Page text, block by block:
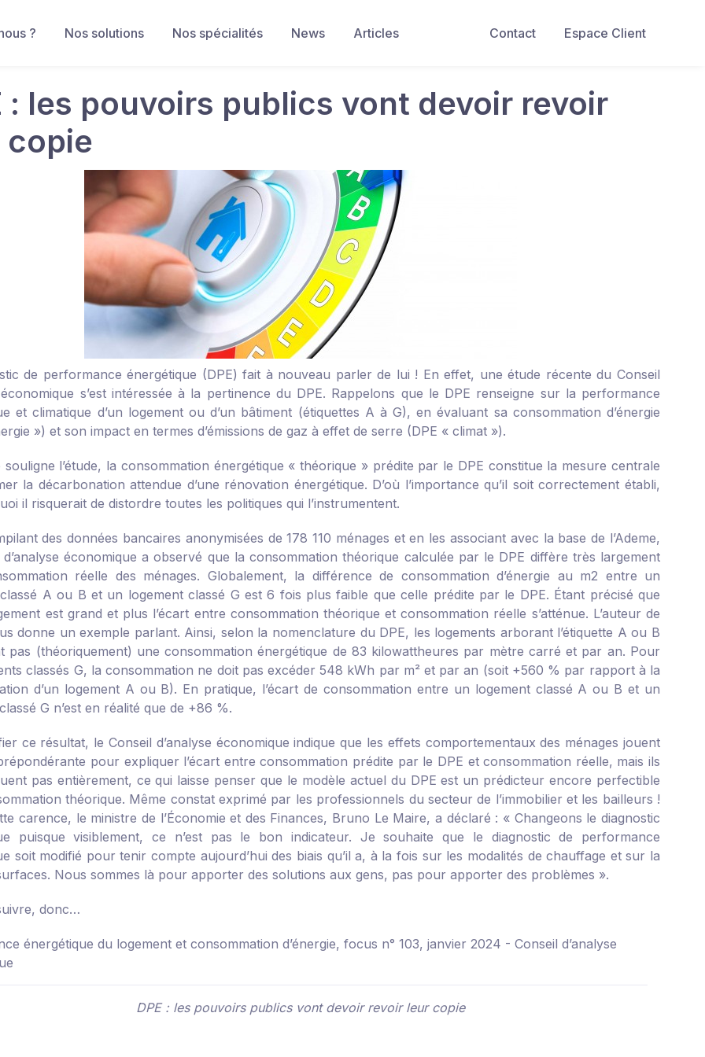
Contact Espace Client
? Nos solutions Nos spécialités News Articles
: les pouvoirs publics vont devoir revoir
de performance énergétique (DPE) fait à nouveau parler de lui ! En effet, une étude récente du Conseil
économique s’est intéressée à la pertinence du DPE. Rappelons que le DPE renseigne sur la performance
et climatique d’un logement ou d’un bâtiment (étiquettes A à G), en évaluant sa consommation d’énergie
») et son impact en termes d’émissions de gaz à effet de serre (DPE « climat »).
souligne l’étude, la consommation énergétique « théorique » prédite par le DPE constitue la mesure centrale
la décarbonation attendue d’une rénovation énergétique. D’où l’importance qu’il soit correctement établi,
il risquerait de distordre toutes les politiques qui l’instrumentent.
des données bancaires anonymisées de 178 110 ménages et en les associant avec la base de l’Ademe,
d’analyse économique a observé que la consommation théorique calculée par le DPE diffère très largement
réelle des ménages. Globalement, la différence de consommation d’énergie au m2 entre un
A ou B et un logement classé G est 6 fois plus faible que celle prédite par le DPE. Étant précisé que
est grand et plus l’écart entre consommation théorique et consommation réelle s’atténue. L’auteur de
donne un exemple parlant. Ainsi, selon la nomenclature du DPE, les logements arborant l’étiquette A ou B
pas (théoriquement) une consommation énergétique de 83 kilowattheures par mètre carré et par an. Pour
classés G, la consommation ne doit pas excéder 548 kWh par m² et par an (soit +560 % par rapport à la
d’un logement A ou B). En pratique, l’écart de consommation entre un logement classé A ou B et un
G n’est en réalité que de +86 %.
ce résultat, le Conseil d’analyse économique indique que les effets comportementaux des ménages jouent
pour expliquer l’écart entre consommation prédite par le DPE et consommation réelle, mais ils
pas entièrement, ce qui laisse penser que le modèle actuel du DPE est un prédicteur encore perfectible
théorique. Même constat exprimé par les professionnels du secteur de l’immobilier et les bailleurs !
carence, le ministre de l’Économie et des Finances, Bruno Le Maire, a déclaré : « Changeons le diagnostic
puisque visiblement, ce n’est pas le bon indicateur. Je souhaite que le diagnostic de performance
soit modifié pour tenir compte aujourd’hui des biais qu’il a, à la fois sur les modalités de chauffage et sur la
Nous sommes là pour apporter des solutions aux gens, pas pour apporter des problèmes ».
donc…
énergétique du logement et consommation d’énergie, focus n° 103, janvier 2024 - Conseil d’analyse
DPE : les pouvoirs publics vont devoir revoir leur copie